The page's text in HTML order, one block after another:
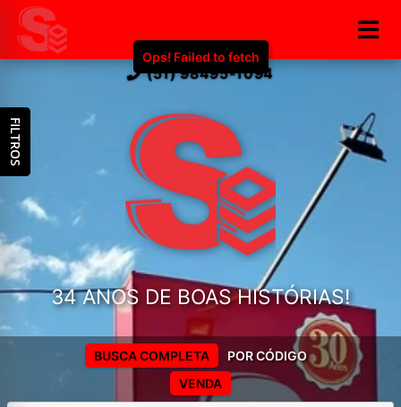
(51) 98495-1094
34 ANOS DE BOAS HISTÓRIAS!
VENDA
BUSCA COMPLETA POR CÓDIGO
FILTROS